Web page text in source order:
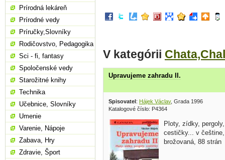
V kategórii
Upravujeme zahradu II.
Spisovatel: Hájek Václav, Grada 1996
Katalogové číslo: P4364
Ploty, zídky, pergoly,
cestičky... v češtine,
brožovaná, 88 strán
Prírodná lekáreň
Prírodné vedy
Príručky,Slovníky
Rodičovstvo, Pedagogika
Sci - fi, fantasy
Spoločenské vedy
Starožitné knihy
Technika
Učebnice, Slovníky
Umenie
Varenie, Nápoje
Zabava, Hry
Zdravie, Šport